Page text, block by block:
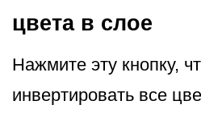
цвета в слое
Нажмите эту кнопку,
инвертировать все